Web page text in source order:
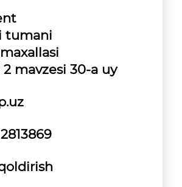
tumani
mavzesi 30-a uy